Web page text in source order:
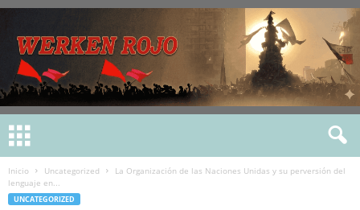
Inicio Uncategorized
La Organización de las Naciones Unidas y su perversión del
lenguaje en...
UNCATEGORIZED